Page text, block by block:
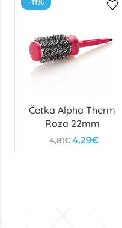
Četka Alpha Therm
Roza 22mm
4,81€4,29€